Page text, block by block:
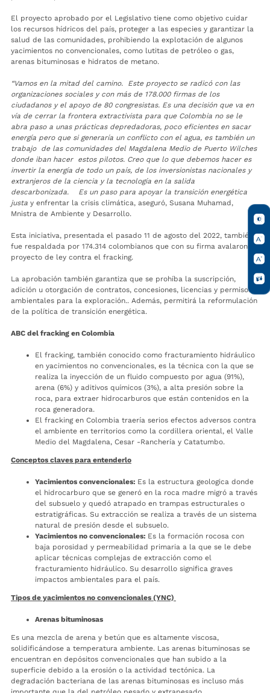
El proyecto aprobado por el Legislativo tiene como objetivo cuidar
los recursos hídricos del país, proteger a las especies y garantizar la
salud de las comunidades, prohibiendo la explotación de algunos
yacimientos no convencionales, como lutitas de petróleo o gas,
arenas bituminosas e hidratos de metano.
“Vamos en la mitad del camino. Este proyecto se radicó con las
organizaciones sociales y con más de 178.000 firmas de los
ciudadanos y el apoyo de 80 congresistas. Es una decisión que va en
vía de cerrar la frontera extractivista para que Colombia no se le
abra paso a unas prácticas depredadoras, poco eficientes en sacar
energía pero que si generaría un conflicto con el agua, es también un
trabajo de las comunidades del Magdalena Medio de Puerto Wilches
donde iban hacer estos pilotos. Creo que lo que debemos hacer es
invertir la energía de todo un país, de los inversionistas nacionales y
extranjeros de la ciencia y la tecnología en la salida
descarbonizada. Es un paso para apoyar la transición energética
justa y enfrentar la crisis climática, aseguró, Susana Muhamad,
Mnistra de Ambiente y Desarrollo.
Esta iniciativa, presentada el pasado 11 de agosto del 2022, también
fue respaldada por 174.314 colombianos que con su firma avalaron el
proyecto de ley contra el fracking.
La aprobación también garantiza que se prohíba la suscripción,
adición u otorgación de contratos, concesiones, licencias y permisos
ambientales para la exploración.. Además, permitirá la reformulación
de la política de transición energética.
ABC del fracking en Colombia
El fracking, también conocido como fracturamiento hidráulico
en yacimientos no convencionales, es la técnica con la que se
realiza la inyección de un fluido compuesto por agua (91%),
arena (6%) y aditivos químicos (3%), a alta presión sobre la
roca, para extraer hidrocarburos que están contenidos en la
roca generadora.
El fracking en Colombia traería serios efectos adversos contra
el ambiente en territorios como la cordillera oriental, el Valle
Medio del Magdalena, Cesar -Ranchería y Catatumbo.
Conceptos claves para entenderlo
Yacimientos convencionales: Es la estructura geologica donde
el hidrocarburo que se generó en la roca madre migró a través
del subsuelo y quedó atrapado en trampas estructurales o
estratigráficas. Su extracción se realiza a través de un sistema
natural de presión desde el subsuelo.
Yacimientos no convencionales: Es la formación rocosa con
baja porosidad y permeabilidad primaria a la que se le debe
aplicar técnicas complejas de extracción como el
fracturamiento hidráulico. Su desarrollo significa graves
impactos ambientales para el país.
Tipos de yacimientos no convencionales (YNC)
Arenas bituminosas
Es una mezcla de arena y betún que es altamente viscosa,
solidificándose a temperatura ambiente. Las arenas bituminosas se
encuentran en depósitos convencionales que han subido a la
superficie debido a la erosión o la actividad tectónica. La
degradación bacteriana de las arenas bituminosas es incluso más